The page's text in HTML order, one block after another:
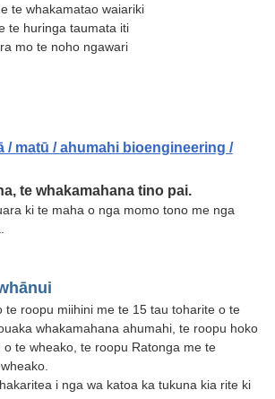
te whakamatao waiariki
te huringa taumata iti
mo te noho ngawari
/ matū / ahumahi bioengineering /
te whakamahana tino pai.
ki te maha o nga momo tono me nga
te roopu miihini me te 15 tau toharite o te
whakamahana ahumahi, te roopu hoko
te wheako, te roopu Ratonga me te
i nga wa katoa ka tukuna kia rite ki